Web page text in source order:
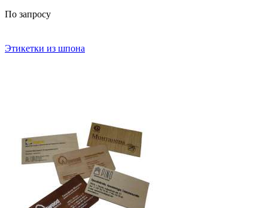
По запросу
Этикетки из шпона